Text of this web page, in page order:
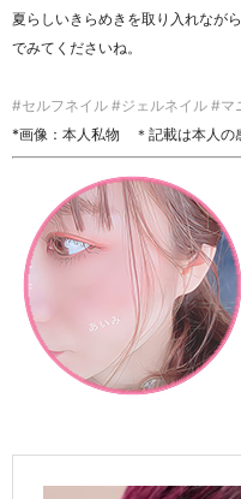
夏らしいきらめきを取り入れなが
でみてくださいね。
#セルフネイル #ジェルネイル #マ
*画像：本人私物 ＊記載は本人の